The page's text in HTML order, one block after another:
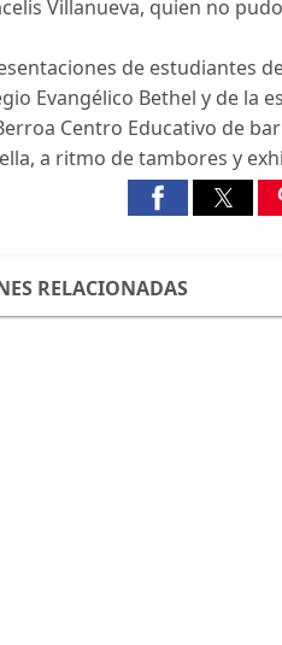
Villanueva, quien no
de estudiantes
Evangélico Bethel y de la
Centro Educativo de
a ritmo de tambores y
RELACIONADAS